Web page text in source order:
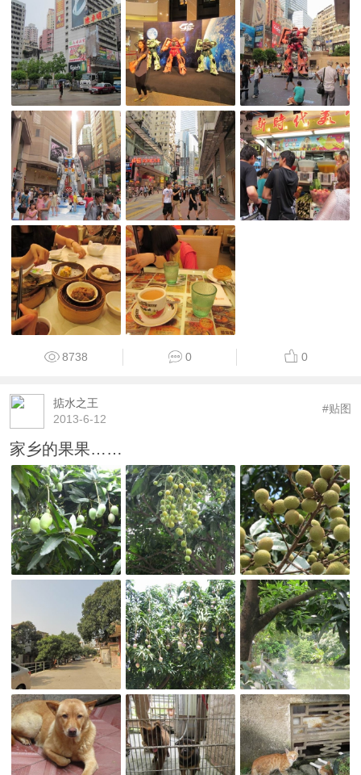
8738 0 0
掂水之王
2013-6-12
#贴图
家乡的果果……